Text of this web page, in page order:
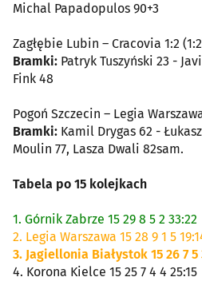
Michal Papadopulos 90+3
Zagłębie Lubin – Cracovia 1:2
Bramki: Patryk Tuszyński 23 -
Fink 48
Pogoń Szczecin – Legia
Bramki: Kamil Drygas 62 -
Moulin 77, Lasza Dwali 82sam.
Tabela po 15 kolejkach
1. Górnik Zabrze 15 29 8 5 2 33:22
2. Legia Warszawa 15 28 9 1 5
3. Jagiellonia Białystok 15 26 7 5
4. Korona Kielce 15 25 7 4 4 25:15